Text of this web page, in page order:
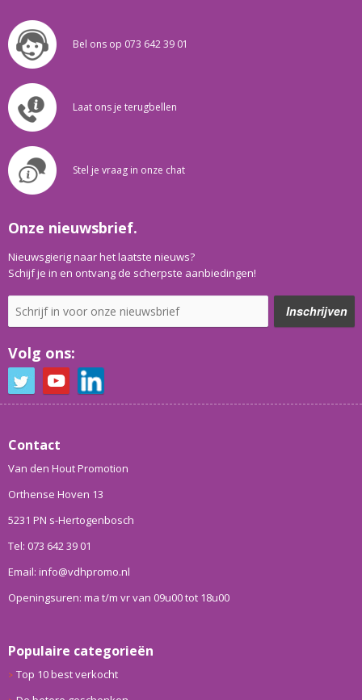
Bel ons op 073 642 39 01
Laat ons je terugbellen
Stel je vraag in onze chat
Onze nieuwsbrief.
Nieuwsgierig naar het laatste nieuws?
Schijf je in en ontvang de scherpste aanbiedingen!
Volg ons:
Contact
Van den Hout Promotion
Orthense Hoven 13
5231 PN s-Hertogenbosch
Tel: 073 642 39 01
Email: info@vdhpromo.nl
Openingsuren: ma t/m vr van 09u00 tot 18u00
Populaire categorieën
Top 10 best verkocht